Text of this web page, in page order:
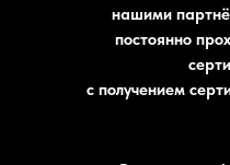
нашими
постоянно
с получением